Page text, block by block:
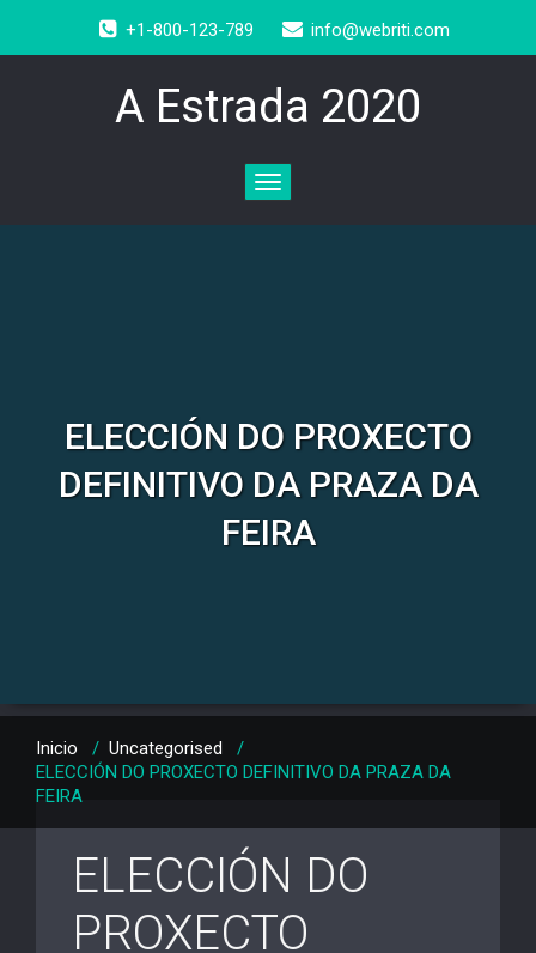
+1-800-123-789 info@webriti.com
A Estrada 2020
Toggle
navigation
ELECCIÓN DO PROXECTO
DEFINITIVO DA PRAZA DA
FEIRA
Inicio / Uncategorised /
ELECCIÓN DO PROXECTO DEFINITIVO DA PRAZA DA
FEIRA
ELECCIÓN DO
PROXECTO